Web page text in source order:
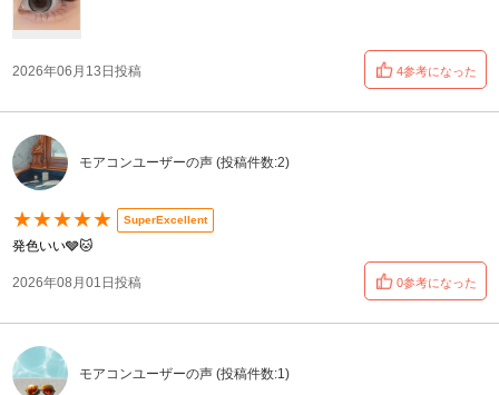
2026年06月13日投稿 4参考になった
モアコンユーザーの声 (投稿件数:2)
★★★★★ SuperExcellent
発色いい🩶🐱
2026年08月01日投稿 0参考になった
モアコンユーザーの声 (投稿件数:1)